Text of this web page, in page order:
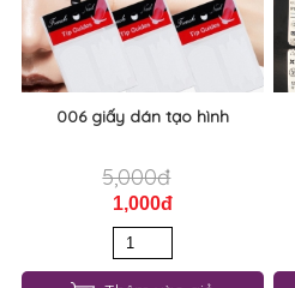
006 giấy dán tạo hình
5,000đ
1,000đ